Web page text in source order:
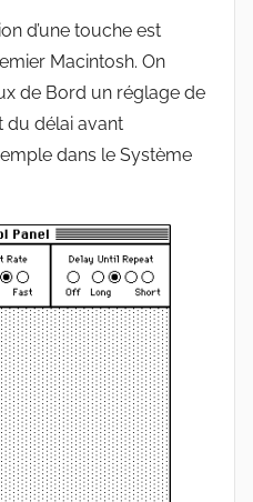
d’une touche est
Macintosh. On
de Bord un réglage de
du délai avant
dans le Système